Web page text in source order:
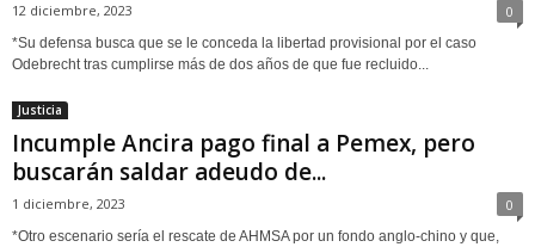
12 diciembre, 2023 0
*Su defensa busca que se le conceda la libertad provisional por el caso
Odebrecht tras cumplirse más de dos años de que fue recluido...
Justicia
Incumple Ancira pago final a Pemex, pero
buscarán saldar adeudo de...
1 diciembre, 2023 0
*Otro escenario sería el rescate de AHMSA por un fondo anglo-chino y que,